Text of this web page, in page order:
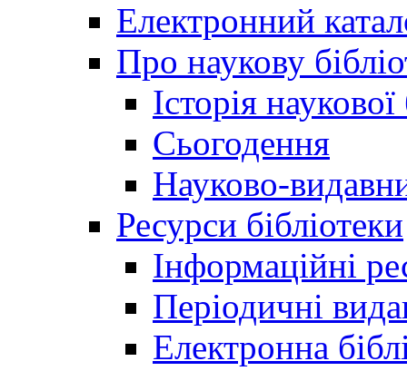
Електронний
Про наукову
Історія
Сьогодення
Науково-
Ресурси бібліотеки
Інформаційні
Періодичні
Електронна